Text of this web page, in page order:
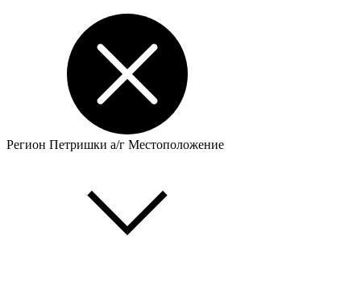
Регион Петришки а/г Местоположение